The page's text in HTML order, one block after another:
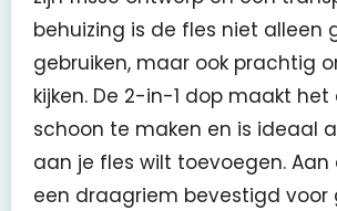
behuizing is de fles niet alleen
gebruiken, maar ook prachtig
kijken. De 2-in-1 dop maakt
schoon te maken en is ideaal
aan je fles wilt toevoegen. Aan
een draagriem bevestigd voor